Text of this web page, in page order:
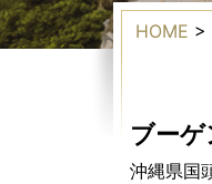
HOME >
ブーゲ
沖縄県国